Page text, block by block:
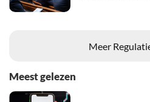
Meer
Meest gelezen